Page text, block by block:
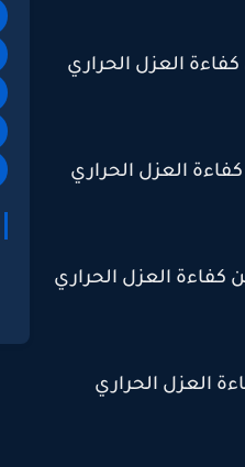
العزل الحراري
العزل الحراري
كفاءة العزل الحراري
العزل الحراري